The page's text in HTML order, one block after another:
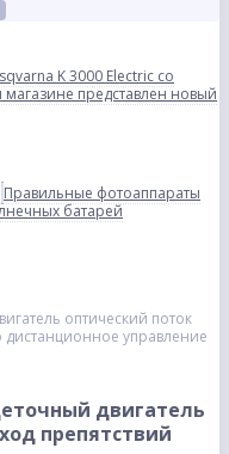
K 3000 Electric со
представлен новый
Правильные фотоаппараты
батарей
оптический поток
дистанционное управление
двигатель
препятствий